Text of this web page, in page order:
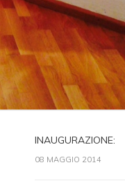
INAUGURAZIONE:
08 MAGGIO 2014